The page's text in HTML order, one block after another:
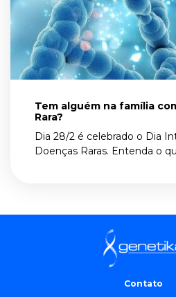
Tem alguém na família
Rara?
Dia 28/2 é celebrado o Dia
Doenças Raras. Entenda o
Contato